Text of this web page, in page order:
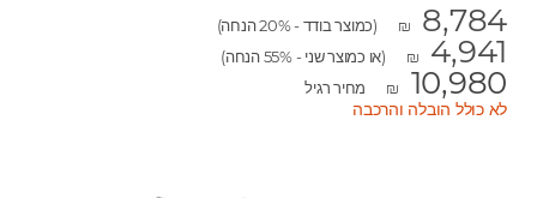
₪ 8,784 (כמוצר בודד - 20% הנחה)
₪ 4,941 (או כמוצר שני - 55% הנחה)
₪ 10,980 מחיר רגיל
לא כולל הובלה והרכבה